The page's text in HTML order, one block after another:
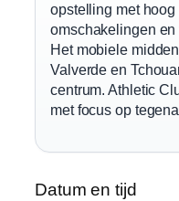
opstelling met
omschakelingen
Het mobiele
Valverde en
centrum. Athletic
met focus op
Datum en tijd